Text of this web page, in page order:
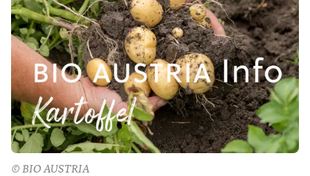
© BIO AUSTRIA